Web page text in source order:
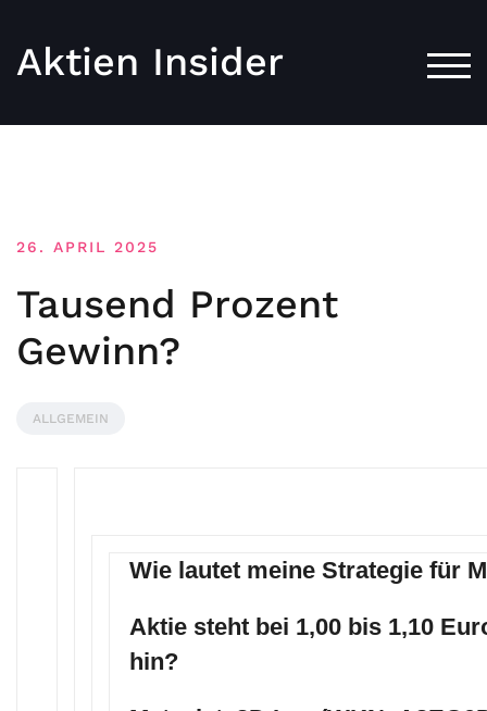
Aktien Insider
26. APRIL 2025
Tausend Prozent
Gewinn?
ALLGEMEIN
Wie lautet meine Strategie für
Aktie steht bei 1,00 bis 1,10
hin?